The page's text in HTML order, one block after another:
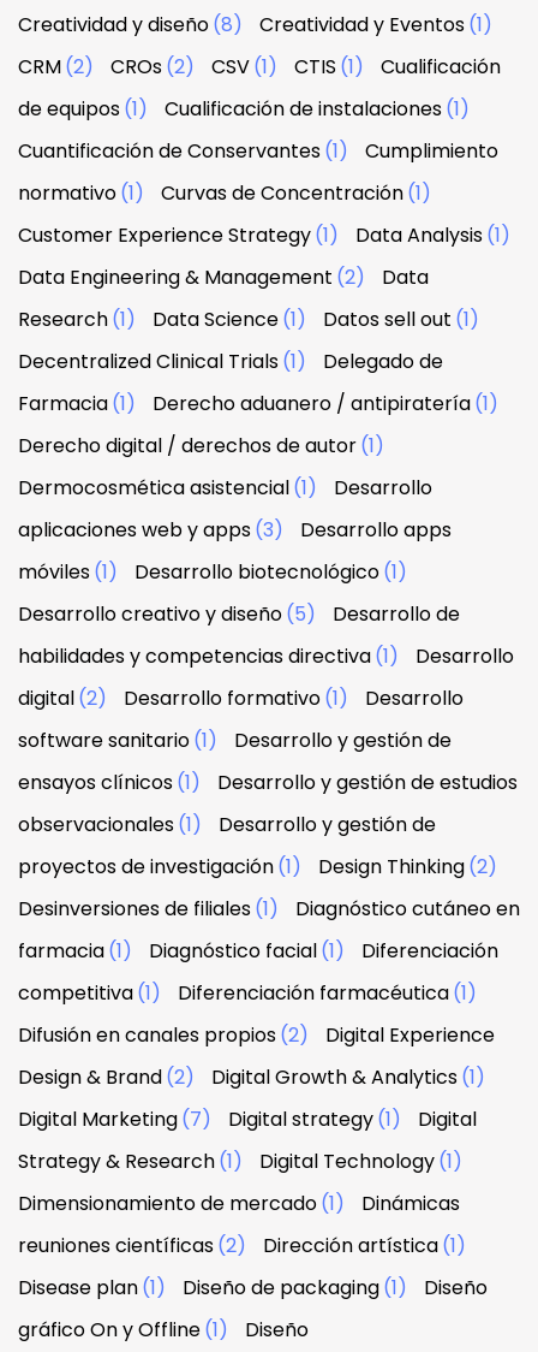
Creatividad y diseño(8) Creatividad y Eventos(1)
CRM(2) CROs(2) CSV(1) CTIS (1)
Cualificación
de equipos(1) Cualificación de instalaciones(1)
Cuantificación de Conservantes(1)
Cumplimiento
normativo(1) Curvas de Concentración(1)
Customer Experience Strategy(1) Data Analysis(1)
Data Engineering & Management (2)
Data
Research(1) Data Science(1) Datos sell out (1)
Decentralized Clinical Trials(1)
Delegado de
Farmacia(1) Derecho aduanero / antipiratería(1)
Derecho digital / derechos de autor(1)
Dermocosmética asistencial(1)
Desarrollo
aplicaciones web y apps(3)
Desarrollo apps
móviles(1) Desarrollo biotecnológico(1)
Desarrollo creativo y diseño(5)
Desarrollo de
habilidades y competencias directiva(1)
Desarrollo
digital(2) Desarrollo formativo(1)
Desarrollo
software sanitario(1)
Desarrollo y gestión de
ensayos clínicos(1)
Desarrollo y gestión de estudios
observacionales(1)
Desarrollo y gestión de
proyectos de investigación(1) Design Thinking(2)
Desinversiones de filiales(1)
Diagnóstico cutáneo en
farmacia(1) Diagnóstico facial(1)
Diferenciación
competitiva(1) Diferenciación farmacéutica(1)
Difusión en canales propios(2)
Digital Experience
Design & Brand(2) Digital Growth & Analytics(1)
Digital Marketing(7) Digital strategy(1)
Digital
Strategy & Research(1) Digital Technology(1)
Dimensionamiento de mercado(1)
Dinámicas
reuniones científicas(2) Dirección artística(1)
Disease plan(1) Diseño de packaging(1)
Diseño
gráfico On y Offline(1)
Diseño